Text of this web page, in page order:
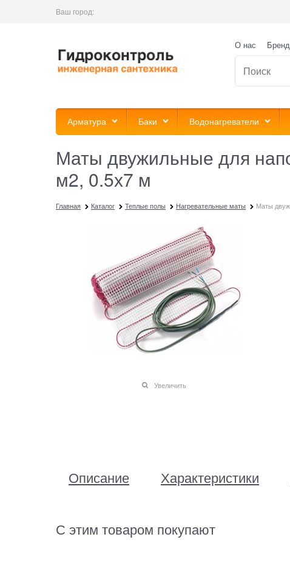
Ваш город:
О нас
Арматура Баки Водонагреватели
Маты двужильные для
м2, 0.5х7 м
Главная Каталог Теплые полы Нагревательные маты Маты
Увеличить
Описание Характеристики
С этим товаром покупают